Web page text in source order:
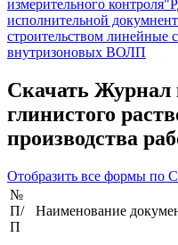
измерительного контроля"
исполнительной
строительством линейные
внутризоновых ВОЛП
Скачать Журнал
глинистого
производства
Отобразить все формы по
№
П/
П
Наименование